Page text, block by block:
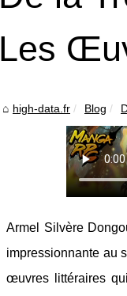
Les
high-data.fr Blog
Armel Silvère
impressionnante au
œuvres littéraires